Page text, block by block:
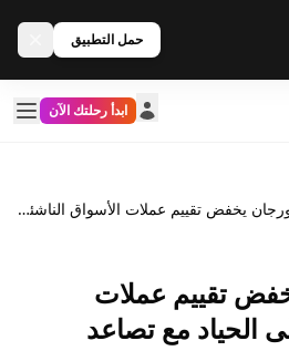
حمل التطبيق
ابدأ رحلتك الآن
جيه بي مورجان يخفض تقييم عملات الأسواق الناشئة إلى الحياد مع تصاعد مخاوف تشبع الشراء
تقييم عملات
الحياد مع تصاعد